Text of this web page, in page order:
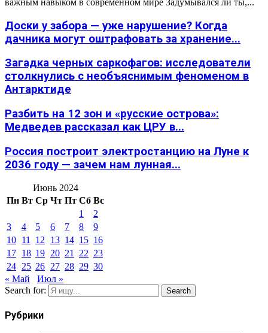
важным навыком в современном мире Задумывался ли ты,...
Доски у забора — уже нарушение? Когда
дачника могут оштрафовать за хранение...
Загадка черных саркофагов: исследователи
столкнулись с необъяснимым феноменом в
Антарктиде
Разбить на 12 зон и «русские острова»:
Медведев рассказал как ЦРУ в...
Россия построит электростанцию на Луне к
2036 году — зачем нам лунная...
Июнь 2024
Пн Вт Ср Чт Пт Сб Вс
1
2
3
4 5 6 7 8
9
10 11 12 13 14 15 16
17 18 19 20 21 22 23
24 25 26 27 28 29 30
« Май
Июл »
Search for:
Search
Рубрики